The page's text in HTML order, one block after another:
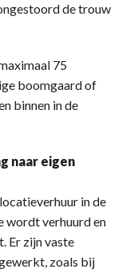
de trouw
75
boomgaard of
binnen in de
naar eigen
in de
wordt verhuurd en
Er zijn vaste
zoals bij